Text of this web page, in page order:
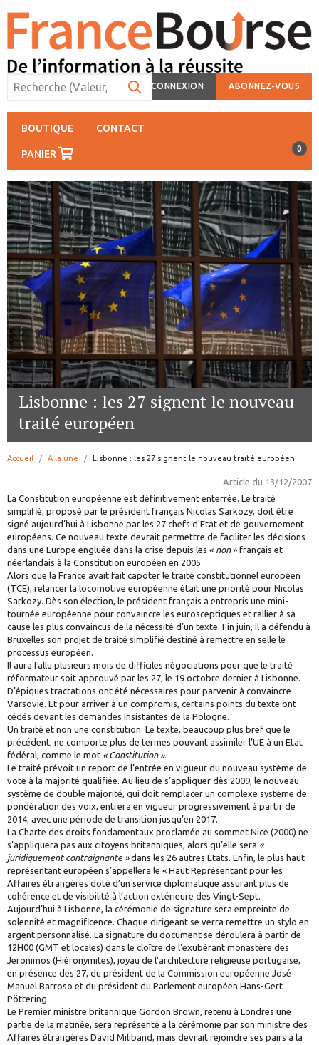
CONNEXION ABONNEZ-VOUS
BOUTIQUE CONTACT
PANIER 0
Lisbonne : les 27 signent le nouveau
traité européen
Accueil A la une page:
Lisbonne : les 27 signent le nouveau traité européen
Article du 13/12/2007
La Constitution européenne est définitivement enterrée. Le traité
simplifié, proposé par le président français Nicolas Sarkozy, doit être
signé aujourd’hui à Lisbonne par les 27 chefs d'Etat et de gouvernement
européens. Ce nouveau texte devrait permettre de faciliter les décisions
dans une Europe engluée dans la crise depuis les « non» français et
néerlandais à la Constitution européen en 2005.
Alors que la France avait fait capoter le traité constitutionnel européen
(TCE), relancer la locomotive européenne était une priorité pour Nicolas
Sarkozy. Dès son élection, le président français a entrepris une mini-
tournée européenne pour convaincre les eurosceptiques et rallier à sa
cause les plus convaincus de la nécessité d’un texte. Fin juin, il a défendu à
Bruxelles son projet de traité simplifié destiné à remettre en selle le
processus européen.
Il aura fallu plusieurs mois de difficiles négociations pour que le traité
réformateur soit approuvé par les 27, le 19 octobre dernier à Lisbonne.
D’épiques tractations ont été nécessaires pour parvenir à convaincre
Varsovie. Et pour arriver à un compromis, certains points du texte ont
cédés devant les demandes insistantes de la Pologne.
Un traité et non une constitution. Le texte, beaucoup plus bref que le
précédent, ne comporte plus de termes pouvant assimiler l’UE à un Etat
fédéral, comme le mot « Constitution ».
Le traité prévoit un report de l’entrée en vigueur du nouveau système de
vote à la majorité qualifiée. Au lieu de s’appliquer dès 2009, le nouveau
système de double majorité, qui doit remplacer un complexe système de
pondération des voix, entrera en vigueur progressivement à partir de
2014, avec une période de transition jusqu’en 2017.
La Charte des droits fondamentaux proclamée au sommet Nice (2000) ne
s’appliquera pas aux citoyens britanniques, alors qu’elle sera «
juridiquement contraignante »dans les 26 autres Etats. Enfin, le plus haut
représentant européen s’appellera le « Haut Représentant pour les
Affaires étrangères doté d’un service diplomatique assurant plus de
cohérence et de visibilité à l’action extérieure des Vingt-Sept.
Aujourd’hui à Lisbonne, la cérémonie de signature sera empreinte de
solennité et magnificence. Chaque dirigeant se verra remettre un stylo en
argent personnalisé. La signature du document se déroulera à partir de
12H00 (GMT et locales) dans le cloître de l'exubérant monastère des
Jeronimos (Hiéronymites), joyau de l'architecture religieuse portugaise,
en présence des 27, du président de la Commission européenne José
Manuel Barroso et du président du Parlement européen Hans-Gert
Pöttering.
Le Premier ministre britannique Gordon Brown, retenu à Londres une
partie de la matinée, sera représenté à la cérémonie par son ministre des
Affaires étrangères David Miliband, mais devrait rejoindre ses pairs à la